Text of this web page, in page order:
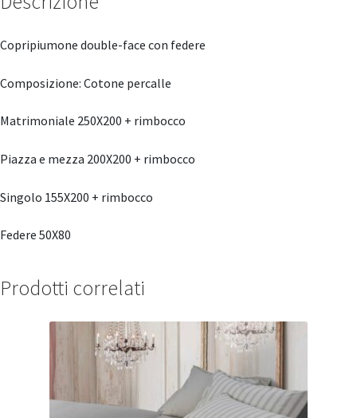
Copripiumone double-face con federe
Composizione: Cotone percalle
Matrimoniale 250X200 + rimbocco
Piazza e mezza 200X200 + rimbocco
Singolo 155X200 + rimbocco
Federe 50X80
Prodotti correlati